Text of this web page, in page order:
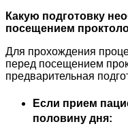
Какую подготовку
посещением
Для прохождения
перед посещением
предварительная
Если прием
половину дня: